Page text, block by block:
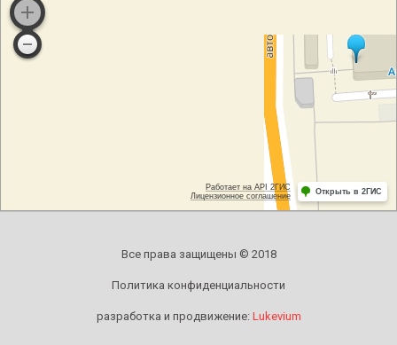
Все права защищены © 2018
Политика конфиденциальности
разработка и продвижение: Lukevium